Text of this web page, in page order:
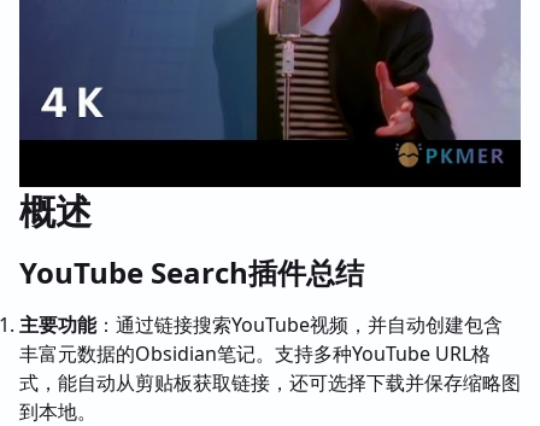
概述
YouTube Search插件总结
主要功能：通过链接搜索YouTube视频，并自动创建包含
丰富元数据的Obsidian笔记。支持多种YouTube URL格
式，能自动从剪贴板获取链接，还可选择下载并保存缩略图
到本地。